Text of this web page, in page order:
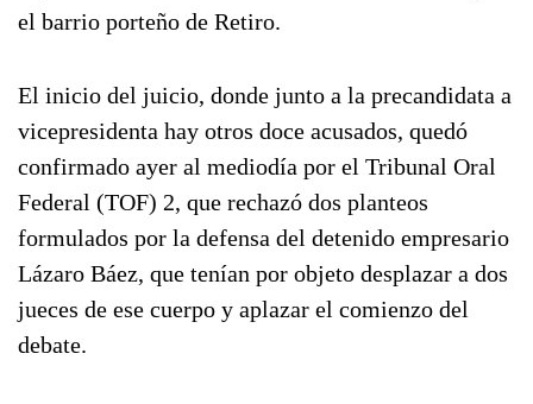
el barrio porteño de Retiro.
El inicio del juicio, donde junto a la precandidata a
vicepresidenta hay otros doce acusados, quedó
confirmado ayer al mediodía por el Tribunal Oral
Federal (TOF) 2, que rechazó dos planteos
formulados por la defensa del detenido empresario
Lázaro Báez, que tenían por objeto desplazar a dos
jueces de ese cuerpo y aplazar el comienzo del
debate.